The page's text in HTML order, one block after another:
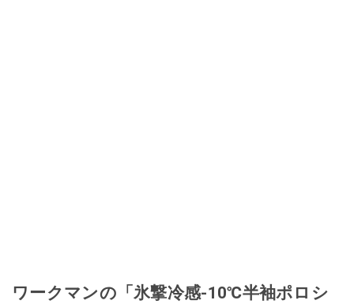
ワークマンの「氷撃冷感-10℃半袖ポロシ